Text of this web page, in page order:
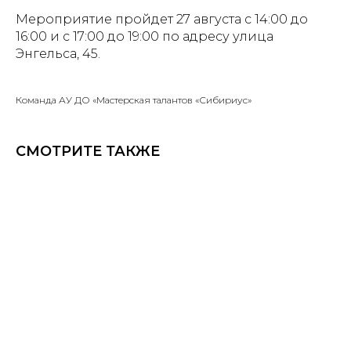
Мероприятие пройдет 27 августа с 14:00 до
16:00 и с 17:00 до 19:00 по адресу улица
Энгельса, 45.
Команда АУ ДО «Мастерская талантов «Сибириус»
СМОТРИТЕ ТАКЖЕ